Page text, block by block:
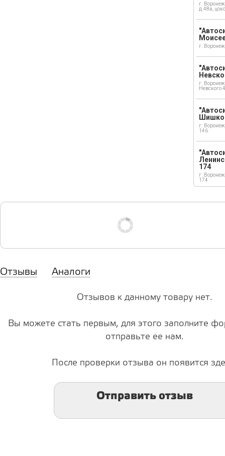
г.
д.48а,
г.
г.
Невского
г.
146
174
г.
174
Отзывы Аналоги
Отзывов к данному товару нет.
Вы можете стать первым, для этого заполните
отправьте ее нам.
После проверки отзыва он появится
Отправить отзыв